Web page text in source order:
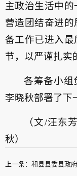
主政治生活中的
营造团结奋进
备工作已进入最
节，以严谨扎实
各筹备小组
李晓秋部署了下
（文/汪东
秋）
上一条：和县县委县政